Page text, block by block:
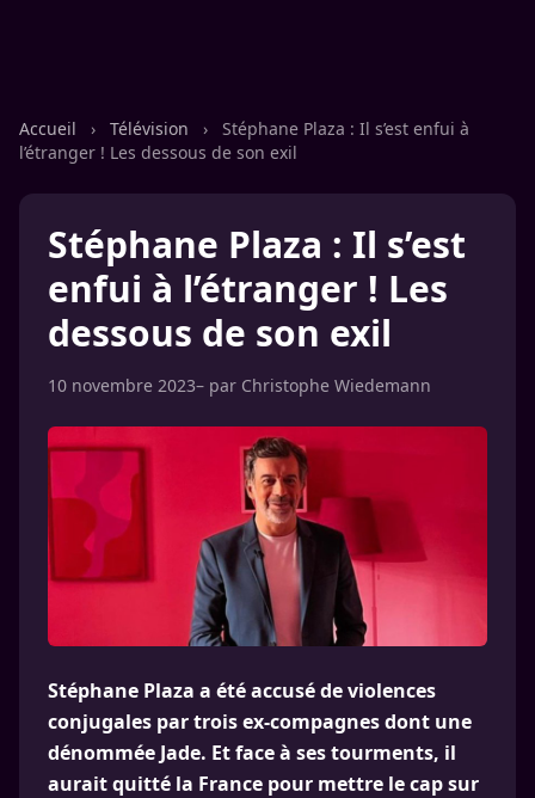
Accueil › Télévision ›
Stéphane Plaza : Il s’est enfui à
l’étranger ! Les dessous de son exil
Stéphane Plaza : Il s’est
enfui à l’étranger ! Les
dessous de son exil
10 novembre 2023– par Christophe Wiedemann
Stéphane Plaza a été accusé de violences
conjugales par trois ex-compagnes dont une
dénommée Jade. Et face à ses tourments, il
aurait quitté la France pour mettre le cap sur